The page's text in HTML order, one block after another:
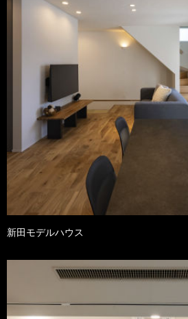
新田モデルハウス